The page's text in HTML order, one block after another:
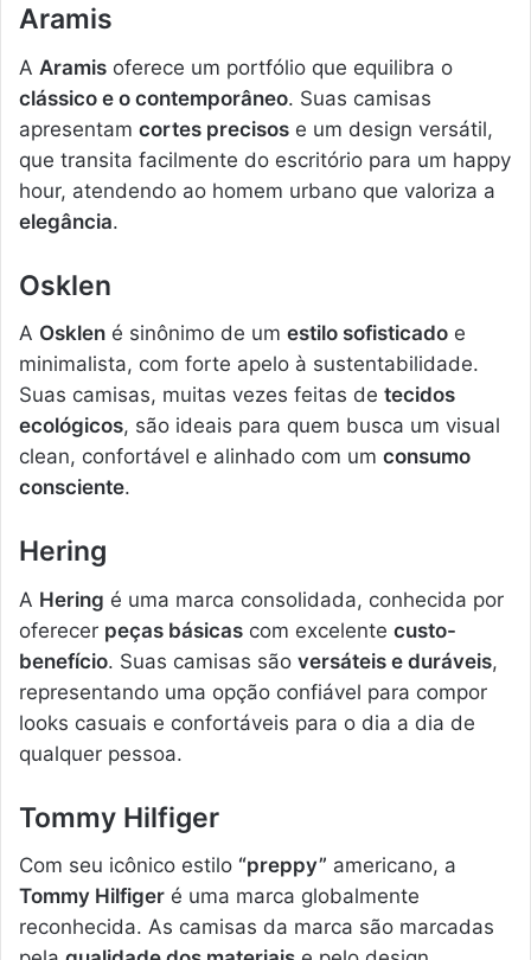
Aramis
A Aramis oferece um portfólio que equilibra o
clássico e o contemporâneo. Suas camisas
apresentam cortes precisos e um design versátil,
que transita facilmente do escritório para um happy
hour, atendendo ao homem urbano que valoriza a
elegância.
Osklen
A Osklen é sinônimo de um estilo sofisticado e
minimalista, com forte apelo à sustentabilidade.
Suas camisas, muitas vezes feitas de tecidos
ecológicos, são ideais para quem busca um visual
clean, confortável e alinhado com um consumo
consciente.
Hering
A Hering é uma marca consolidada, conhecida por
oferecer peças básicas com excelente custo-
benefício. Suas camisas são versáteis e duráveis,
representando uma opção confiável para compor
looks casuais e confortáveis para o dia a dia de
qualquer pessoa.
Tommy Hilfiger
Com seu icônico estilo “preppy” americano, a
Tommy Hilfiger é uma marca globalmente
reconhecida. As camisas da marca são marcadas